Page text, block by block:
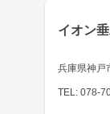
イオン
兵庫県神戸
TEL: 078-